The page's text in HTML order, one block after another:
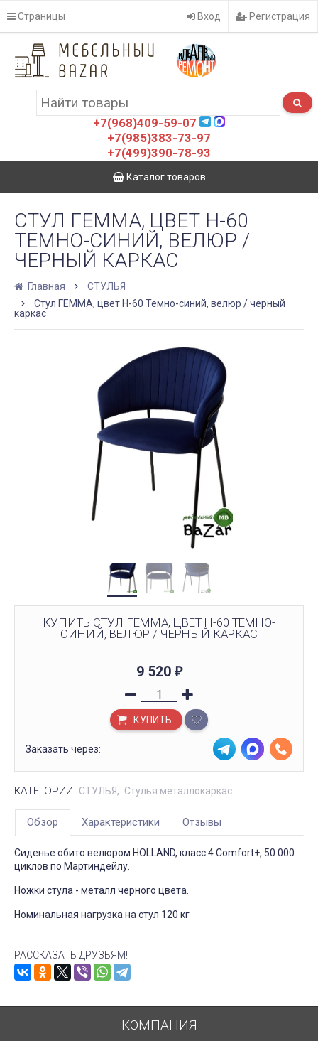
Страницы Вход Регистрация
+7(968)409-59-07
+7(985)383-73-97
+7(499)390-78-93
Каталог товаров
СТУЛ ГЕММА, ЦВЕТ H-60
ТЕМНО-СИНИЙ, ВЕЛЮР /
ЧЕРНЫЙ КАРКАС
Главная
СТУЛЬЯ
Стул ГЕММА, цвет H-60 Темно-синий, велюр / черный
каркас
КУПИТЬ СТУЛ ГЕММА, ЦВЕТ H-60 ТЕМНО-
СИНИЙ, ВЕЛЮР / ЧЕРНЫЙ КАРКАС
9 520 ₽
КУПИТЬ
Заказать через:
КАТЕГОРИИ: СТУЛЬЯ Стулья металлокаркас
Обзор Характеристики Отзывы
Сиденье обито велюром HOLLAND, класс 4 Comfort+, 50 000
циклов по Мартиндейлу.
Ножки стула - металл черного цвета.
Номинальная нагрузка на стул 120 кг
РАССКАЗАТЬ ДРУЗЬЯМ!
КОМПАНИЯ